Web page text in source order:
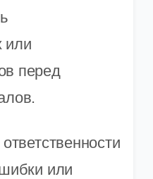
или
перед
или